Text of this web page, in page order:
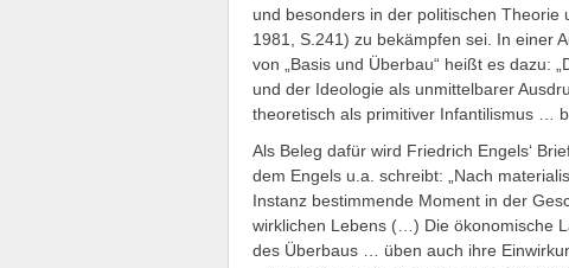
und besonders in der politischen Theorie
1981, S.241) zu bekämpfen sei. In einer
von „Basis und Überbau“ heißt es dazu:
und der Ideologie als unmittelbarer
theoretisch als primitiver Infantilismus …
Als Beleg dafür wird Friedrich Engels‘
dem Engels u.a. schreibt: „Nach
Instanz bestimmende Moment in der
wirklichen Lebens (…) Die ökonomische
des Überbaus … üben auch ihre